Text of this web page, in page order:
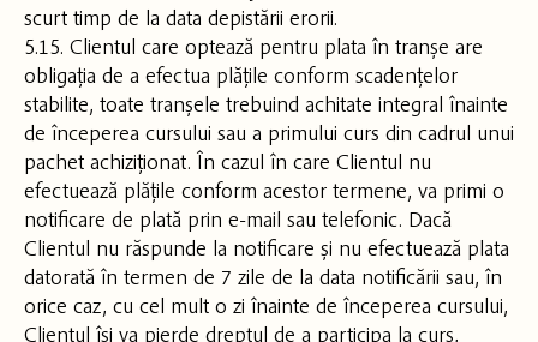
scurt timp de la data depistării erorii.
5.15. Clientul care optează pentru plata în tranșe are
obligația de a efectua plățile conform scadențelor
stabilite, toate tranșele trebuind achitate integral înainte
de începerea cursului sau a primului curs din cadrul unui
pachet achiziționat. În cazul în care Clientul nu
efectuează plățile conform acestor termene, va primi o
notificare de plată prin e-mail sau telefonic. Dacă
Clientul nu răspunde la notificare și nu efectuează plata
datorată în termen de 7 zile de la data notificării sau, în
orice caz, cu cel mult o zi înainte de începerea cursului,
Clientul își va pierde dreptul de a participa la curs,